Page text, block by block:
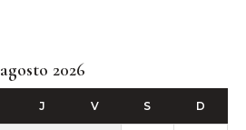
agosto 2026
J V S D